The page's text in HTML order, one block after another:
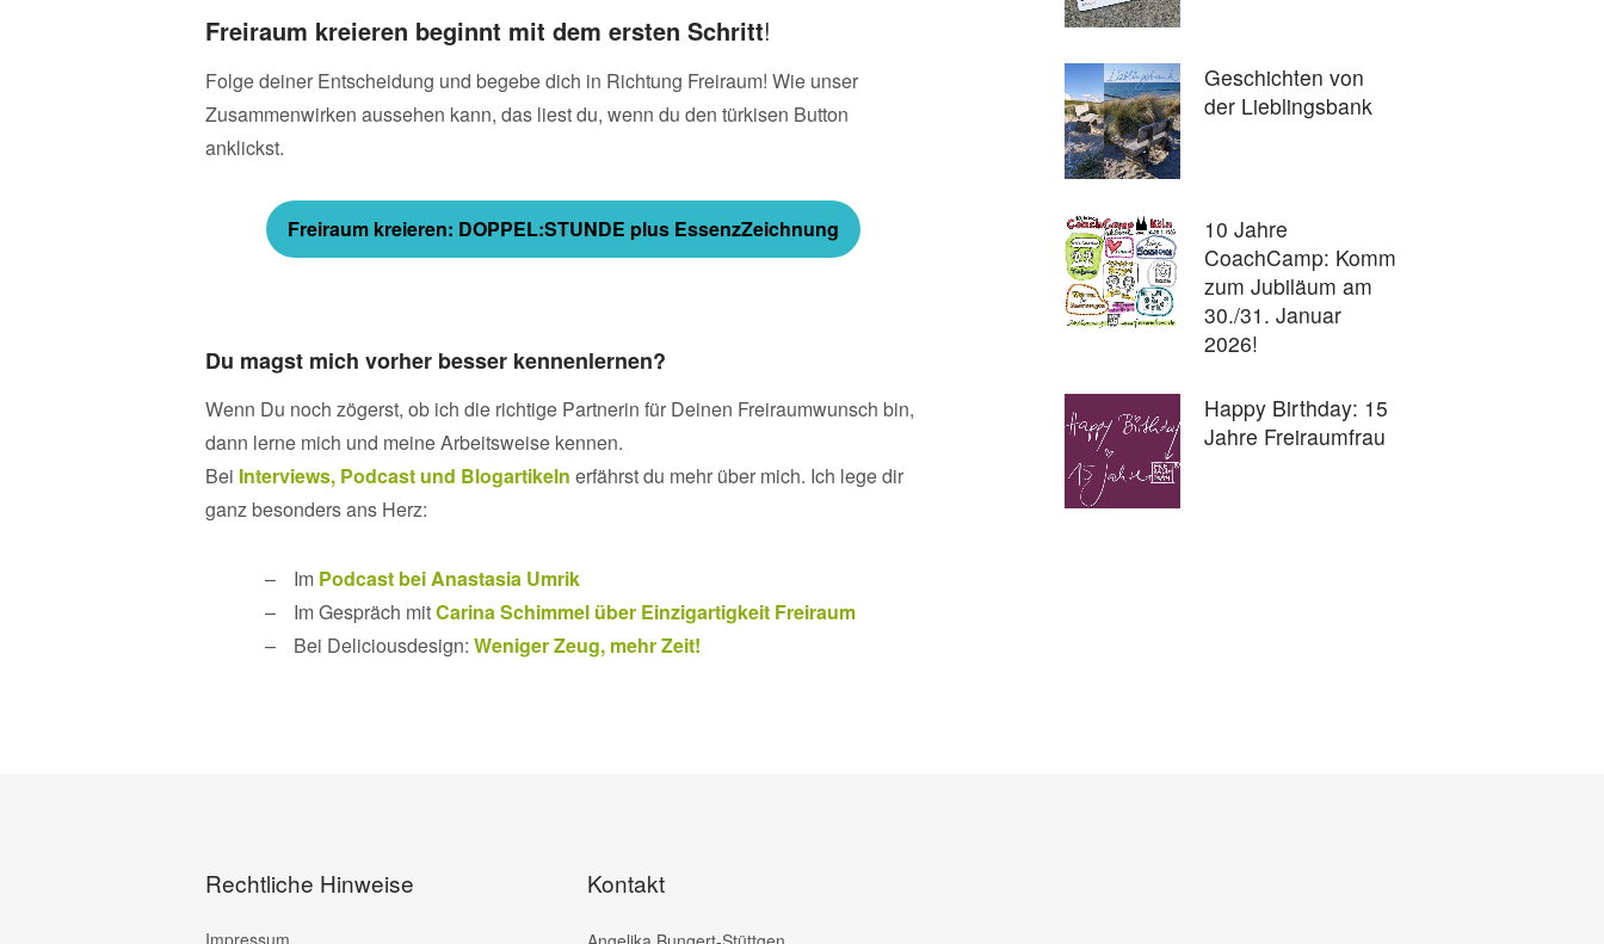
Freiraum kreieren beginnt mit dem ersten Schritt!
Folge deiner Entscheidung und begebe dich in Richtung Freiraum! Wie unser
Zusammenwirken aussehen kann, das liest du, wenn du den türkisen Button
anklickst.
Freiraum kreieren: DOPPEL:STUNDE plus EssenzZeichnung
Du magst mich vorher besser kennenlernen?
Wenn Du noch zögerst, ob ich die richtige Partnerin für Deinen Freiraumwunsch bin,
dann lerne mich und meine Arbeitsweise kennen.
Bei Interviews, Podcast und Blogartikeln erfährst du mehr über mich. Ich lege dir
ganz besonders ans Herz:
Im Podcast bei Anastasia Umrik
Im Gespräch mitCarina Schimmel über Einzigartigkeit Freiraum
Bei Deliciousdesign: Weniger Zeug, mehr Zeit!
Geschichten von
der Lieblingsbank
10 Jahre
CoachCamp: Komm
zum Jubiläum am
30./31. Januar
2026!
Happy Birthday: 15
Jahre Freiraumfrau
Rechtliche Hinweise
Impressum
Kontakt